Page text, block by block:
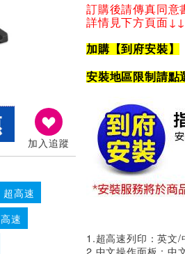
加入追蹤
超高速
速
訂購後請傳真同
詳情見下方頁面↓↓
加購【到府安裝】
安裝地區限制請點
1.超高速列印：英文
2.中文操作面板：中